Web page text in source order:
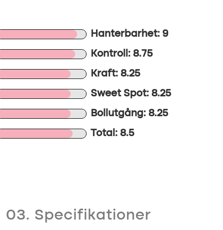
Hanterbarhet: 9
Kontroll: 8.75
Kraft: 8.25
Sweet Spot: 8.25
Bollutgång: 8.25
Total: 8.5
03. Specifikationer